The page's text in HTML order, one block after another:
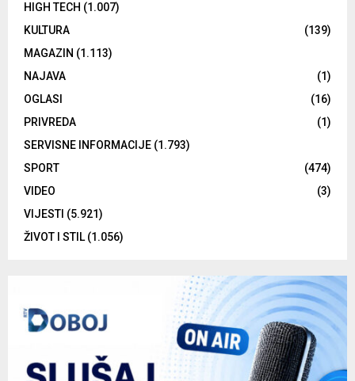
HIGH TECH (1.007)
KULTURA
(139)
MAGAZIN (1.113)
NAJAVA
(1)
OGLASI
(16)
PRIVREDA
(1)
SERVISNE INFORMACIJE (1.793)
SPORT
(474)
VIDEO
(3)
VIJESTI (5.921)
ŽIVOT I STIL(1.056)